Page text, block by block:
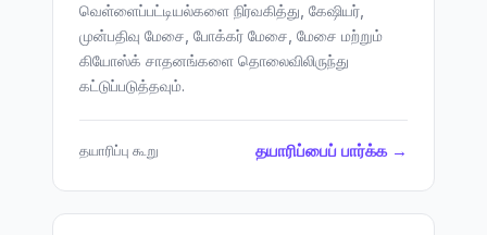
வெள்ளைப்பட்டியல்களை நிர்வகித்து, கேஷியர்,
முன்பதிவு மேசை, போக்கர் மேசை, மேசை மற்றும்
கியோஸ்க் சாதனங்களை தொலைவிலிருந்து
கட்டுப்படுத்தவும்.
தயாரிப்பு கூறு தயாரிப்பைப் பார்க்க →